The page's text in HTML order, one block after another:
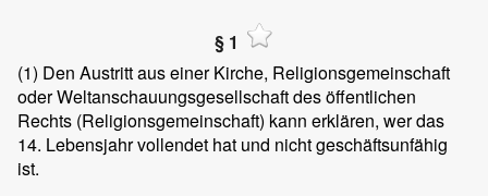
§ 1
(1) Den Austritt aus einer Kirche, Religionsgemeinschaft
oder Weltanschauungsgesellschaft des öffentlichen
Rechts (Religionsgemeinschaft) kann erklären, wer das
14. Lebensjahr vollendet hat und nicht geschäftsunfähig
ist.